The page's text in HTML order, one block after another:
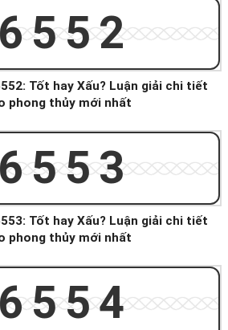
Tốt hay Xấu? Luận giải chi tiết
phong thủy mới nhất
Tốt hay Xấu? Luận giải chi tiết
phong thủy mới nhất